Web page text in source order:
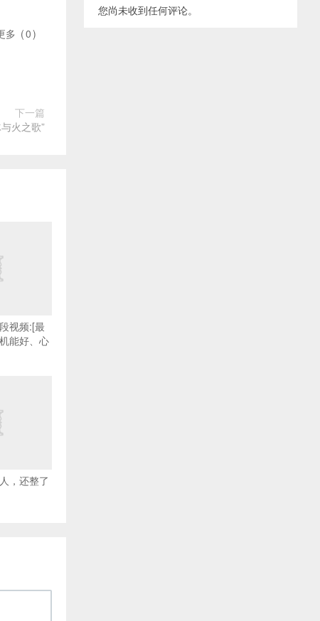
多 (0)
下一篇
火之歌”
视频:[最
能好、心
，还整了
您尚未收到任何评论。